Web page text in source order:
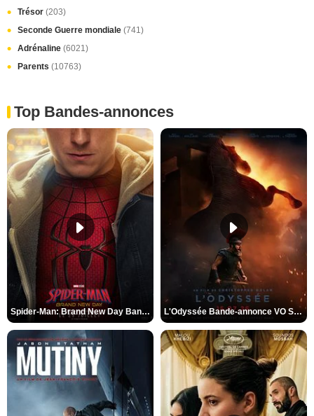
Trésor (203)
Seconde Guerre mondiale (741)
Adrénaline (6021)
Parents (10763)
Top Bandes-annonces
Spider-Man: Brand New Day Bande-annonce VO STFR L'Odyssée Bande-annonce VO STFR